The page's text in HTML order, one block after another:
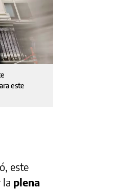
este
este
la plena